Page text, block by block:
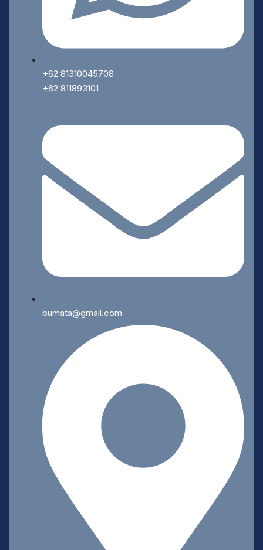
+62 81310045708
+62 811893101
bumata@gmail.com